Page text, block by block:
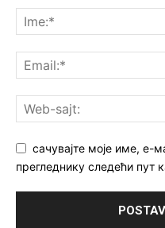
сачувајте моје име, е-
прегледнику следећи пут